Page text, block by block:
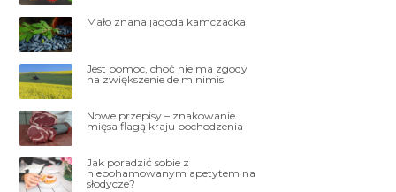
Mało znana jagoda kamczacka
Jest pomoc, choć nie ma zgody
na zwiększenie de minimis
Nowe przepisy – znakowanie
mięsa flagą kraju pochodzenia
Jak poradzić sobie z
niepohamowanym apetytem na
słodycze?